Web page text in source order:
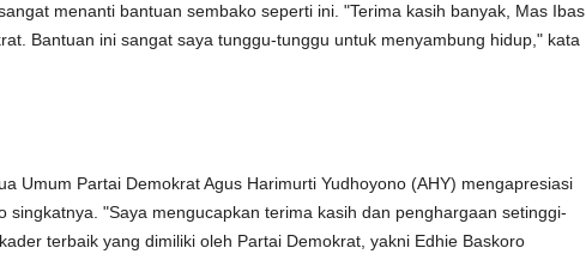
menanti bantuan sembako seperti ini. "Terima kasih banyak, Mas Ibas
Bantuan ini sangat saya tunggu-tunggu untuk menyambung hidup," kata
Umum Partai Demokrat Agus Harimurti Yudhoyono (AHY) mengapresiasi
singkatnya. "Saya mengucapkan terima kasih dan penghargaan setinggi-
terbaik yang dimiliki oleh Partai Demokrat, yakni Edhie Baskoro